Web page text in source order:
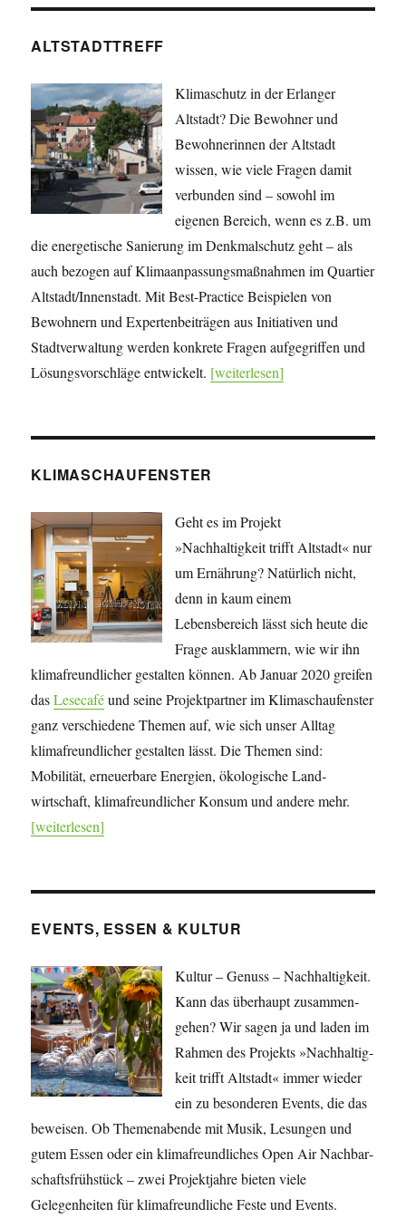
ALTSTADTTREFF
Klimaschutz in der Erlanger
Altstadt? Die Bewohner und
Bewohnerinnen der Altstadt
wissen, wie viele Fragen damit
verbunden sind – sowohl im
eigenen Bereich, wenn es z.B. um
die energetische Sanierung im Denkmalschutz geht – als
auch bezogen auf Klimaanpassungsmaßnahmen im Quartier
Altstadt/Innenstadt. Mit Best-Practice Beispielen von
Bewohnern und Expertenbeiträgen aus Initiativen und
Stadtverwaltung werden konkrete Fragen aufgegriffen und
Lösungsvorschläge entwickelt. [weiterlesen]
KLIMASCHAUFENSTER
Geht es im Projekt
»Nachhaltigkeit trifft Altstadt« nur
um Ernährung? Natürlich nicht,
denn in kaum einem
Lebensbereich lässt sich heute die
Frage ausklammern, wie wir ihn
klimafreundlicher gestalten können. Ab Januar 2020 greifen
dasLesecaféund seine Projekt­partner im Klimaschaufenster
ganz verschiedene Themen auf, wie sich unser Alltag
klimafreundlicher gestalten lässt. Die Themen sind:
Mobilität, erneuerbare Energien, öko­lo­gische Land­
wirtschaft, klima­freundlicher Konsum und andere mehr.
[weiterlesen]
EVENTS, ESSEN & KULTUR
Kultur – Genuss – Nachhaltigkeit.
Kann das überhaupt zusammen­
gehen? Wir sagen ja und laden im
Rahmen des Projekts »Nach­haltig­
keit trifft Altstadt« immer wieder
ein zu besonderen Events, die das
beweisen. Ob Themenabende mit Musik, Lesungen und
gutem Essen oder ein klimafreundliches Open Air Nachbar­
schafts­frühstück – zwei Projekt­jahre bieten viele
Gelegenheiten für klima­freundliche Feste und Events.